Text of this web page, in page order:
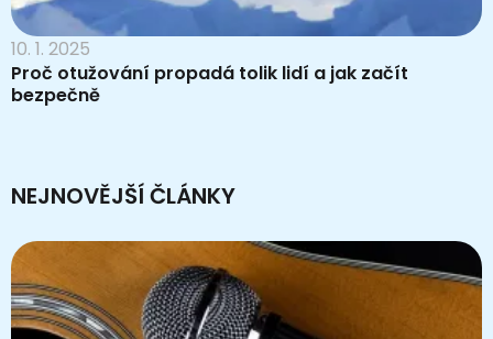
10. 1. 2025
Proč otužování propadá tolik lidí a jak začít
bezpečně
NEJNOVĚJŠÍ ČLÁNKY